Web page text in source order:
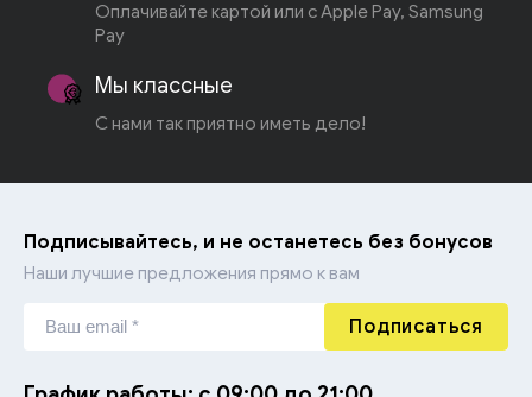
Оплачивайте картой или с Apple Pay, Samsung
Pay
Мы классные
С нами так приятно иметь дело!
Подписывайтесь, и не останетесь без бонусов
Наши лучшие предложения прямо к вам
Подписаться